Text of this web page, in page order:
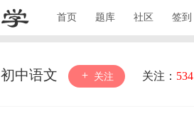
首页 题库 社区 签到
初中语文 关注 关注： 534